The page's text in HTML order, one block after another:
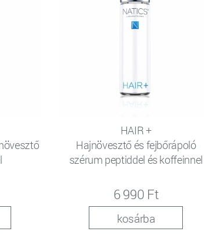
HAIR +
Hajnövesztő és fejbőrápoló
szérum peptiddel és koffeinnel
6 990 Ft
kosárba